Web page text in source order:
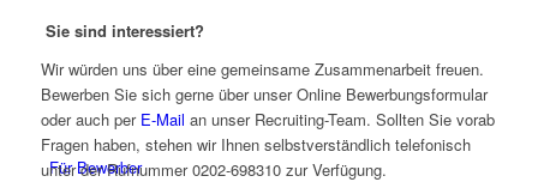
Für Bewerber
Sie sind interessiert?
Wir würden uns über eine gemeinsame Zusammenarbeit freuen.
Bewerben Sie sich gerne über unser Online Bewerbungsformular
oder auch per E-Mail an unser Recruiting-Team. Sollten Sie vorab
Fragen haben, stehen wir Ihnen selbstverständlich telefonisch
unter der Rufnummer 0202-698310 zur Verfügung.